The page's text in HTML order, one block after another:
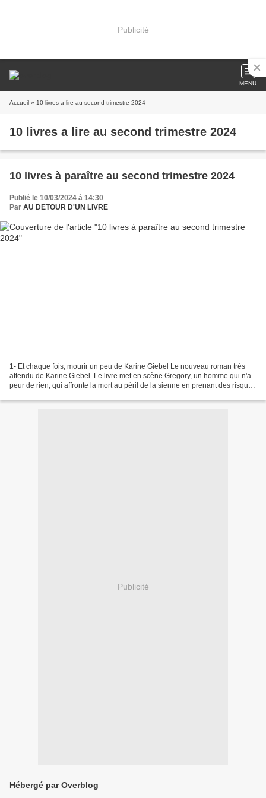
Publicité
MENU
Accueil » 10 livres a lire au second trimestre 2024
10 livres a lire au second trimestre 2024
10 livres à paraître au second trimestre 2024
Publié le 10/03/2024 à 14:30
Par AU DETOUR D'UN LIVRE
1- Et chaque fois, mourir un peu de Karine Giebel Le nouveau roman très
attendu de Karine Giebel. Le livre met en scène Gregory, un homme qui n'a
peur de rien, qui affronte la mort au péril de la sienne en prenant des risques
Publicité
Hébergé par Overblog